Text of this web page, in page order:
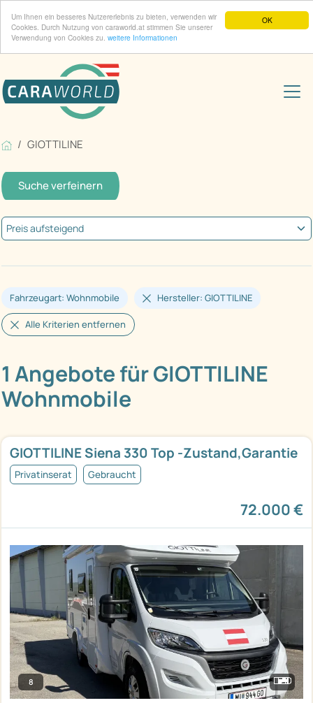
OK
Um Ihnen ein besseres Nutzererlebnis zu bieten, verwenden wir
Cookies. Durch Nutzung von caraworld.at stimmen Sie unserer
Verwendung von Cookies zu. weitere Informationen
GIOTTILINE
Suche verfeinern
Fahrzeugart: Wohnmobile Hersteller: GIOTTILINE
Alle Kriterien entfernen
1 Angebote für GIOTTILINE
Wohnmobile
GIOTTILINE Siena 330 Top -Zustand,Garantie
Privatinserat Gebraucht
72.000 €
8